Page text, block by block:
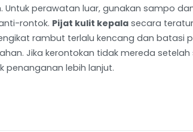
perawatan luar, gunakan sampo
rontok. Pijat kulit kepala secara
rambut terlalu kencang dan batasi
Jika kerontokan tidak mereda setelah
penanganan lebih lanjut.